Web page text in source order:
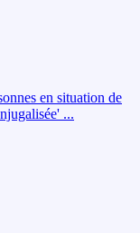
en situation de
...